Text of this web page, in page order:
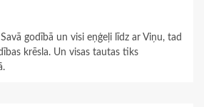
godībā un visi eņģeļi līdz ar Viņu, tad
krēsla. Un visas tautas tiks